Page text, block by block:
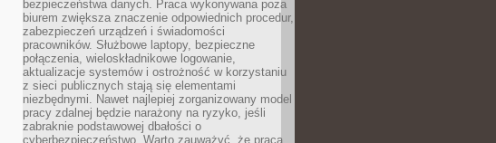
bezpieczeństwa danych. Praca wykonywana poza
biurem zwiększa znaczenie odpowiednich procedur,
zabezpieczeń urządzeń i świadomości
pracowników. Służbowe laptopy, bezpieczne
połączenia, wieloskładnikowe logowanie,
aktualizacje systemów i ostrożność w korzystaniu
z sieci publicznych stają się elementami
niezbędnymi. Nawet najlepiej zorganizowany model
pracy zdalnej będzie narażony na ryzyko, jeśli
zabraknie podstawowej dbałości o
cyberbezpieczeństwo. Warto zauważyć, że praca